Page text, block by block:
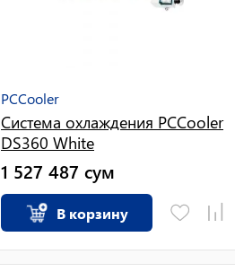
PCCooler
Система охлаждения PCCooler
DS360 White
1 527 487 сум
В корзину